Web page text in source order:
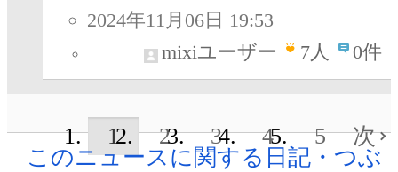
2024年11月06日 19:53
mixiユーザー
7人 0件
1 2 3 4 5
次
このニュースに関する日記・つぶ